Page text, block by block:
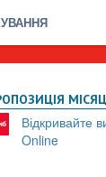
Відкривайте
Online